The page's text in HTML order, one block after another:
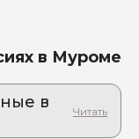
в Муроме
в